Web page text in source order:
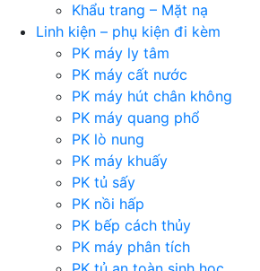
Khẩu trang – Mặt nạ
Linh kiện – phụ kiện đi kèm
PK máy ly tâm
PK máy cất nước
PK máy hút chân không
PK máy quang phổ
PK lò nung
PK máy khuấy
PK tủ sấy
PK nồi hấp
PK bếp cách thủy
PK máy phân tích